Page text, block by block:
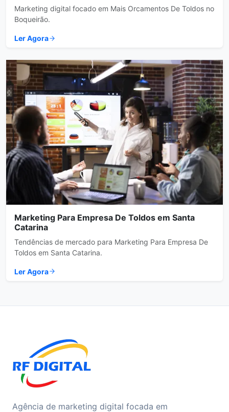
Marketing digital focado em Mais Orcamentos De Toldos no
Boqueirão.
Ler Agora
Marketing Para Empresa De Toldos em Santa
Catarina
Tendências de mercado para Marketing Para Empresa De
Toldos em Santa Catarina.
Ler Agora
Agência de marketing digital focada em